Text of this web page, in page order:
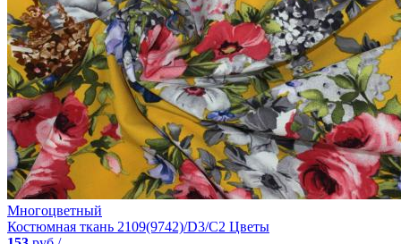
Многоцветный
Костюмная ткань 2109(9742)/D3/C2 Цветы